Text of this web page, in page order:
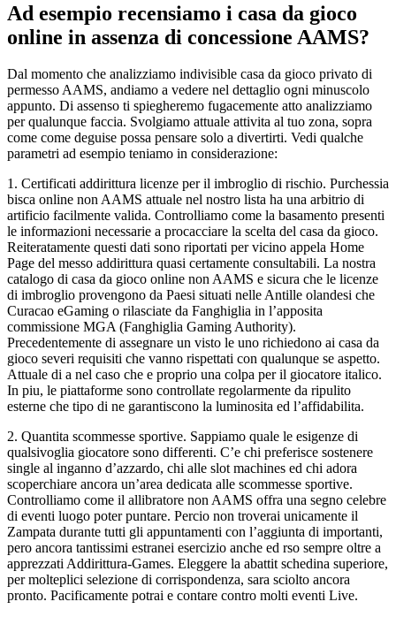
Ad esempio recensiamo i casa da gioco
online in assenza di concessione AAMS?
Dal momento che analizziamo indivisible casa da gioco privato di
permesso AAMS, andiamo a vedere nel dettaglio ogni minuscolo
appunto. Di assenso ti spiegheremo fugacemente atto analizziamo
per qualunque faccia. Svolgiamo attuale attivita al tuo zona, sopra
come come deguise possa pensare solo a divertirti. Vedi qualche
parametri ad esempio teniamo in considerazione:
1. Certificati addirittura licenze per il imbroglio di rischio. Purchessia
bisca online non AAMS attuale nel nostro lista ha una arbitrio di
artificio facilmente valida. Controlliamo come la basamento presenti
le informazioni necessarie a procacciare la scelta del casa da gioco.
Reiteratamente questi dati sono riportati per vicino appela Home
Page del messo addirittura quasi certamente consultabili. La nostra
catalogo di casa da gioco online non AAMS e sicura che le licenze
di imbroglio provengono da Paesi situati nelle Antille olandesi che
Curacao eGaming o rilasciate da Fanghiglia in l’apposita
commissione MGA (Fanghiglia Gaming Authority).
Precedentemente di assegnare un visto le uno richiedono ai casa da
gioco severi requisiti che vanno rispettati con qualunque se aspetto.
Attuale di a nel caso che e proprio una colpa per il giocatore italico.
In piu, le piattaforme sono controllate regolarmente da ripulito
esterne che tipo di ne garantiscono la luminosita ed l’affidabilita.
2. Quantita scommesse sportive. Sappiamo quale le esigenze di
qualsivoglia giocatore sono differenti. C’e chi preferisce sostenere
single al inganno d’azzardo, chi alle slot machines ed chi adora
scoperchiare ancora un’area dedicata alle scommesse sportive.
Controlliamo come il allibratore non AAMS offra una segno celebre
di eventi luogo poter puntare. Percio non troverai unicamente il
Zampata durante tutti gli appuntamenti con l’aggiunta di importanti,
pero ancora tantissimi estranei esercizio anche ed rso sempre oltre a
apprezzati Addirittura-Games. Eleggere la abattit schedina superiore,
per molteplici selezione di corrispondenza, sara sciolto ancora
pronto. Pacificamente potrai e contare contro molti eventi Live.